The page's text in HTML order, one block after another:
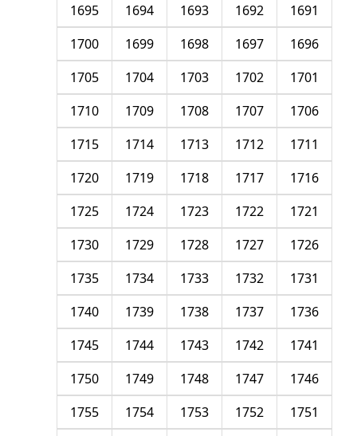
1691
1692
1693
1694
1695
1696
1697
1698
1699
1700
1701
1702
1703
1704
1705
1706
1707
1708
1709
1710
1711
1712
1713
1714
1715
1716
1717
1718
1719
1720
1721
1722
1723
1724
1725
1726
1727
1728
1729
1730
1731
1732
1733
1734
1735
1736
1737
1738
1739
1740
1741
1742
1743
1744
1745
1746
1747
1748
1749
1750
1751
1752
1753
1754
1755